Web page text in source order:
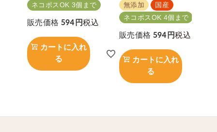
ネコポスOK 3個まで
販売価格 594 税込
カートに入れ
る
無添加
国産
ネコポスOK 4個まで
販売価格 594 税込
カートに入れ
る